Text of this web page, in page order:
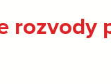
rozvody